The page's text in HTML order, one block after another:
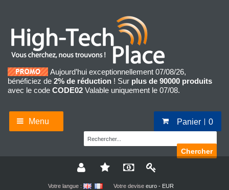
Aujourd’hui exceptionnellement 07/08/26,
bénéficiez de 2% de réduction ! Sur plus de 90000 produits
avec le code CODE02 Valable uniquement le 07/08.
Menu Panier 0
Chercher
Votre langue : Votre devise euro - EUR